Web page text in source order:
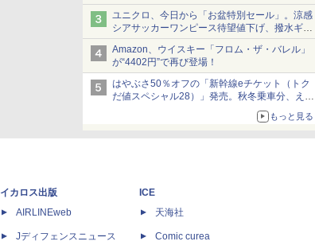
で順次無料配信開始
ユニクロ、今日から「お盆特別セール」。涼感
シアサッカーワンピース待望値下げ、撥水ギア
ショーツは1990円に
Amazon、ウイスキー「フロム・ザ・バレル」
が“4402円”で再び登場！
はやぶさ50％オフの「新幹線eチケット（トク
だ値スペシャル28）」発売。秋冬乗車分、えき
もっと見る
イカロス出版
AIRLINEweb
Jディフェンスニュース
ICE
天海社
Comic curea